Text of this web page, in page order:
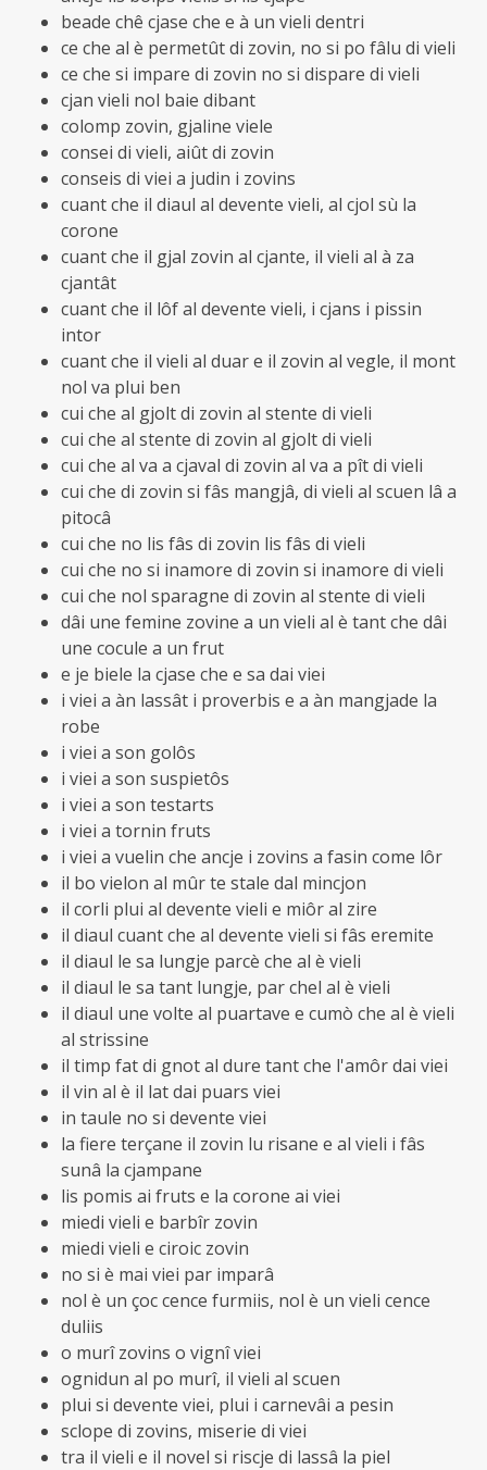
beade chê cjase che e à un vieli dentri
ce che al è permetût di zovin, no si po fâlu di vieli
ce che si impare di zovin no si dispare di vieli
cjan vieli nol baie dibant
colomp zovin, gjaline viele
consei di vieli, aiût di zovin
conseis di viei a judin i zovins
cuant che il diaul al devente vieli, al cjol sù la
corone
cuant che il gjal zovin al cjante, il vieli al à za
cjantât
cuant che il lôf al devente vieli, i cjans i pissin
intor
cuant che il vieli al duar e il zovin al vegle, il mont
nol va plui ben
cui che al gjolt di zovin al stente di vieli
cui che al stente di zovin al gjolt di vieli
cui che al va a cjaval di zovin al va a pît di vieli
cui che di zovin si fâs mangjâ, di vieli al scuen lâ a
pitocâ
cui che no lis fâs di zovin lis fâs di vieli
cui che no si inamore di zovin si inamore di vieli
cui che nol sparagne di zovin al stente di vieli
dâi une femine zovine a un vieli al è tant che dâi
une cocule a un frut
e je biele la cjase che e sa dai viei
i viei a àn lassât i proverbis e a àn mangjade la
robe
i viei a son golôs
i viei a son suspietôs
i viei a son testarts
i viei a tornin fruts
i viei a vuelin che ancje i zovins a fasin come lôr
il bo vielon al mûr te stale dal mincjon
il corli plui al devente vieli e miôr al zire
il diaul cuant che al devente vieli si fâs eremite
il diaul le sa lungje parcè che al è vieli
il diaul le sa tant lungje, par chel al è vieli
il diaul une volte al puartave e cumò che al è vieli
al strissine
il timp fat di gnot al dure tant che l'amôr dai viei
il vin al è il lat dai puars viei
in taule no si devente viei
la fiere terçane il zovin lu risane e al vieli i fâs
sunâ la cjampane
lis pomis ai fruts e la corone ai viei
miedi vieli e barbîr zovin
miedi vieli e ciroic zovin
no si è mai viei par imparâ
nol è un çoc cence furmiis, nol è un vieli cence
duliis
o murî zovins o vignî viei
ognidun al po murî, il vieli al scuen
plui si devente viei, plui i carnevâi a pesin
sclope di zovins, miserie di viei
tra il vieli e il novel si riscje di lassâ la piel